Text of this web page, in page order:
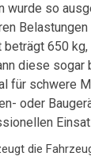
wurde so
beträgt 650
diese
für schwere
oder
die